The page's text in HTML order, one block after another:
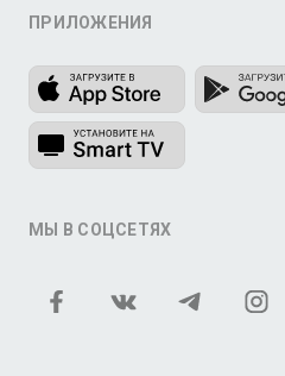
ПРИЛОЖЕНИЯ
МЫ В СОЦСЕТЯХ